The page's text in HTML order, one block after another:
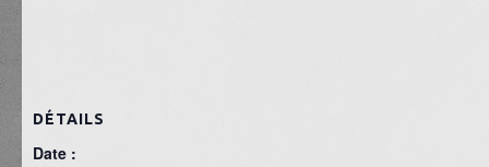
DÉTAILS
Date :